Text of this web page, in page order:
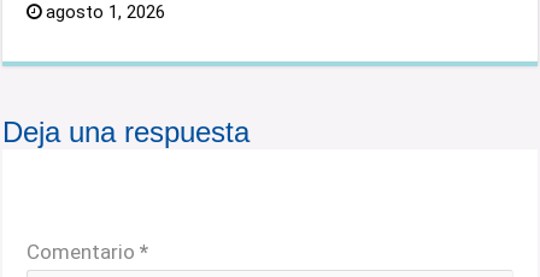
agosto 1, 2026
Deja una respuesta
Comentario*